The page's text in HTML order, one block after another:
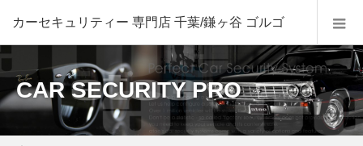
CAR SECURITY PRO